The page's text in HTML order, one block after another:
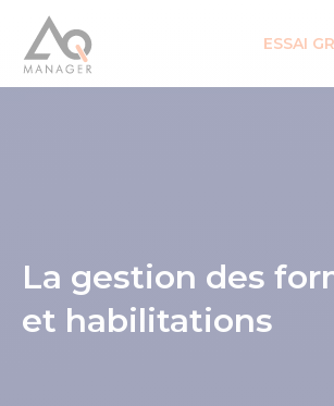
ESSAI
La gestion des
et habilitations